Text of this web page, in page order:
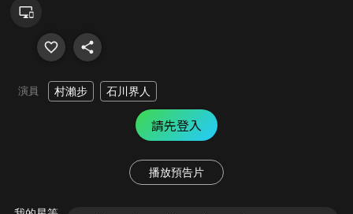
演員 村瀨步 石川界人
請先登入
播放預告片